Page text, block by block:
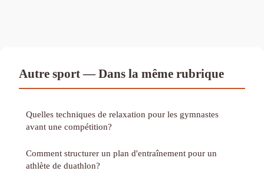
Autre sport — Dans la même rubrique
Quelles techniques de relaxation pour les gymnastes
avant une compétition?
Comment structurer un plan d'entraînement pour un
athlète de duathlon?